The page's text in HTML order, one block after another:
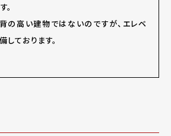
。
の高い建物ではないのですが、エレベ
しております。